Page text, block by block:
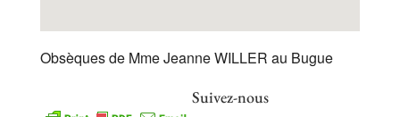
Obsèques de Mme Jeanne WILLER au Bugue
Suivez-nous